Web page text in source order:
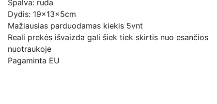
Spalva: ruda
Dydis: 19x13x5cm
Mažiausias parduodamas kiekis 5vnt
Reali prekės išvaizda gali šiek tiek skirtis nuo esančios
nuotraukoje
Pagaminta EU